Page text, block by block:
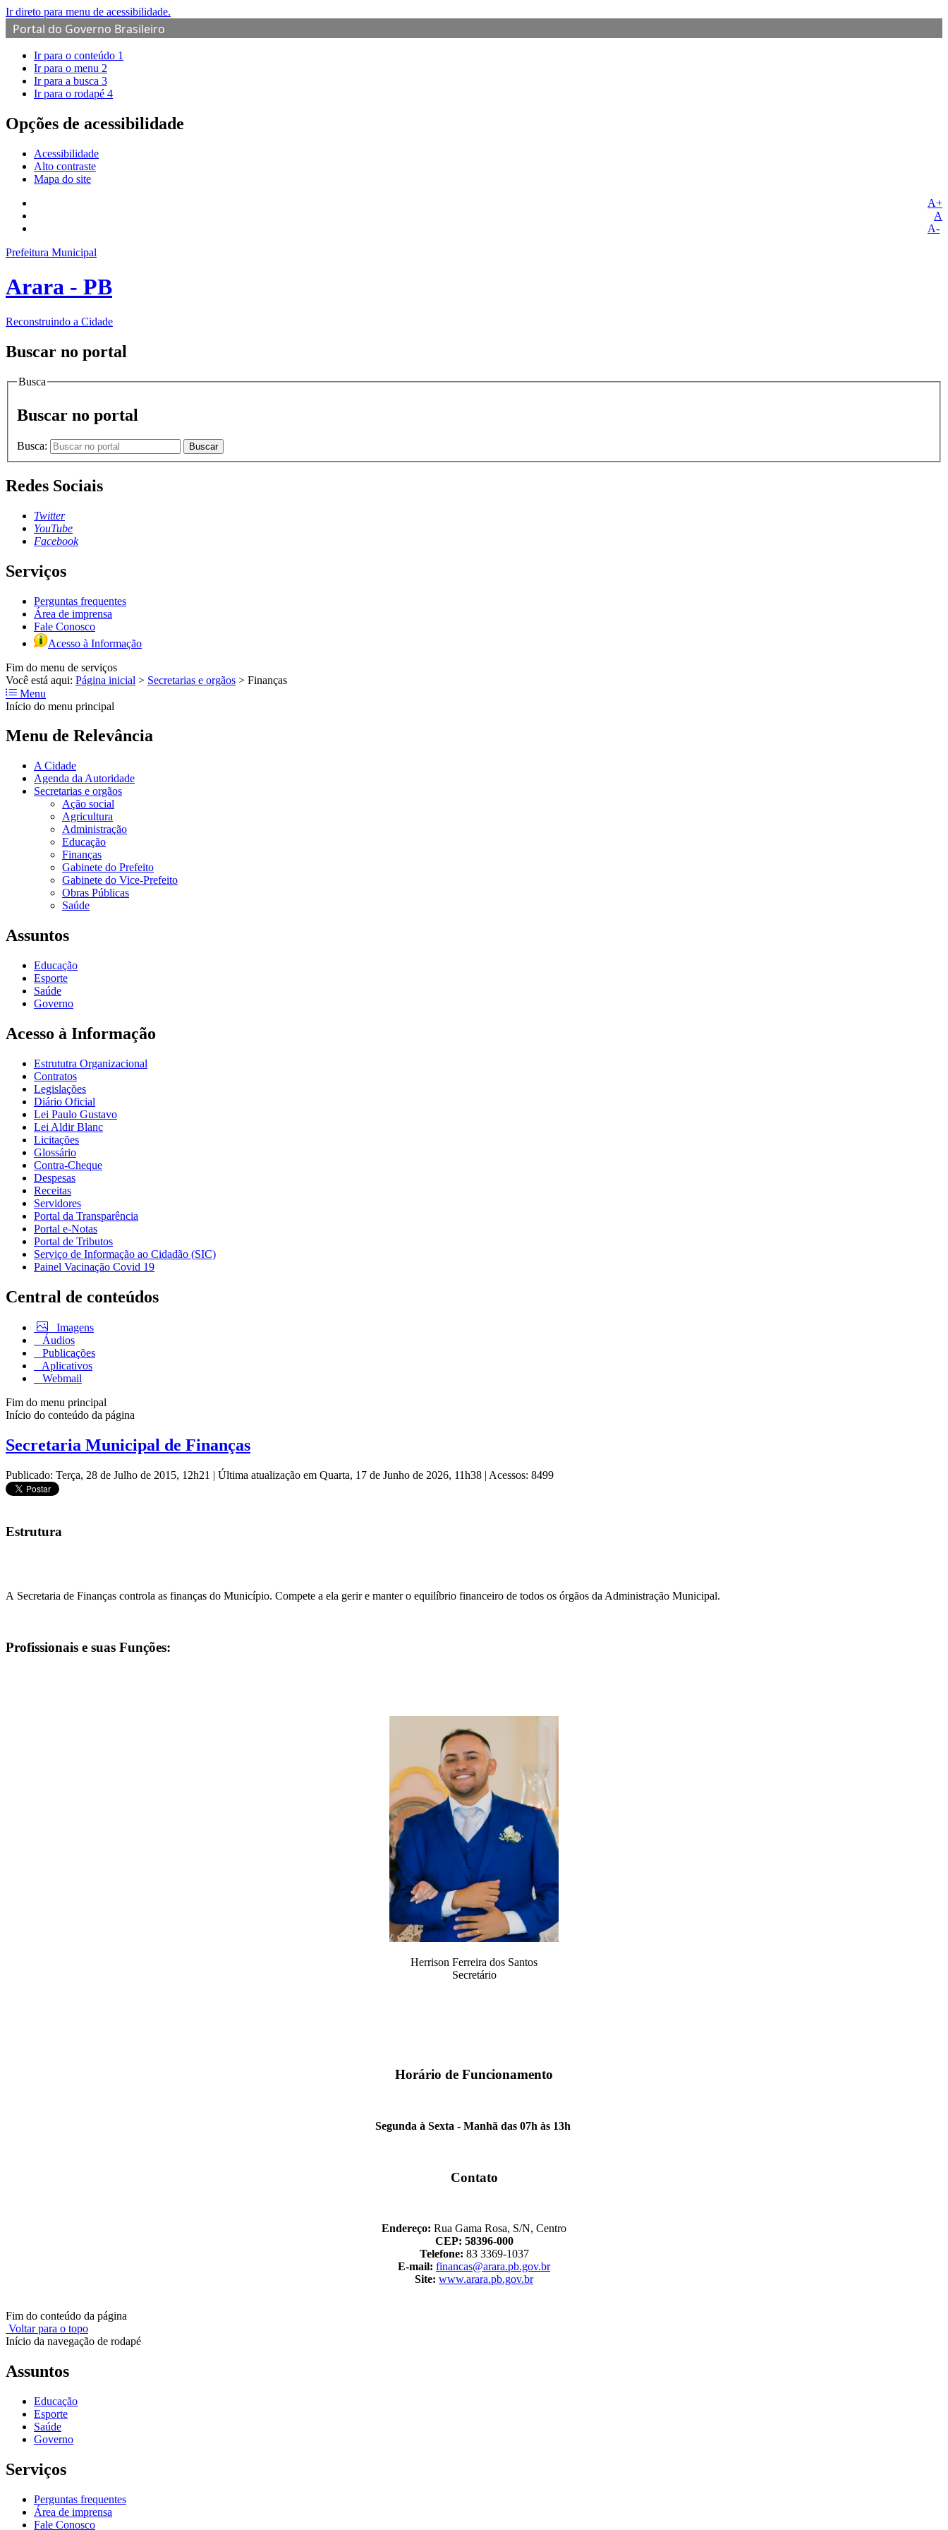
Ir direto para menu de acessibilidade.
Portal do Governo Brasileiro
Ir para o conteúdo 1
Ir para o menu 2
Ir para a busca 3
Ir para o rodapé 4
Opções de acessibilidade
Acessibilidade
Alto contraste
Mapa do site
A+
A
A-
Prefeitura Municipal
Arara - PB
Reconstruindo a Cidade
Buscar no portal
Busca
Buscar no portal
Busca: Buscar
Redes Sociais
Twitter
YouTube
Facebook
Serviços
Perguntas frequentes
Área de imprensa
Fale Conosco
Acesso à Informação
Fim do menu de serviços
Você está aqui: Página inicial > Secretarias e orgãos > Finanças
Menu
Início do menu principal
Menu de Relevância
A Cidade
Agenda da Autoridade
Secretarias e orgãos
Ação social
Agricultura
Administração
Educação
Finanças
Gabinete do Prefeito
Gabinete do Vice-Prefeito
Obras Públicas
Saúde
Assuntos
Educação
Esporte
Saúde
Governo
Acesso à Informação
Estrututra Organizacional
Contratos
Legislações
Diário Oficial
Lei Paulo Gustavo
Lei Aldir Blanc
Licitações
Glossário
Contra-Cheque
Despesas
Receitas
Servidores
Portal da Transparência
Portal e-Notas
Portal de Tributos
Serviço de Informação ao Cidadão (SIC)
Painel Vacinação Covid 19
Central de conteúdos
Imagens
Áudios
Publicações
Aplicativos
Webmail
Fim do menu principal
Início do conteúdo da página
Secretaria Municipal de Finanças
Publicado: Terça, 28 de Julho de 2015, 12h21 | Última atualização em Quarta, 17 de Junho de 2026, 11h38 | Acessos: 8499
Estrutura
A Secretaria de Finanças controla as finanças do Município. Compete a ela gerir e manter o equilíbrio financeiro de todos os órgãos da Administração Municipal.
Profissionais e suas Funções:
Herrison Ferreira dos Santos
Secretário
Horário de Funcionamento
Segunda à Sexta - Manhã das 07h às 13h
Contato
Endereço: Rua Gama Rosa, S/N, Centro
CEP: 58396-000
Telefone: 83 3369-1037
E-mail: financas@arara.pb.gov.br
Site: www.arara.pb.gov.br
Fim do conteúdo da página
Voltar para o topo
Início da navegação de rodapé
Assuntos
Educação
Esporte
Saúde
Governo
Serviços
Perguntas frequentes
Área de imprensa
Fale Conosco